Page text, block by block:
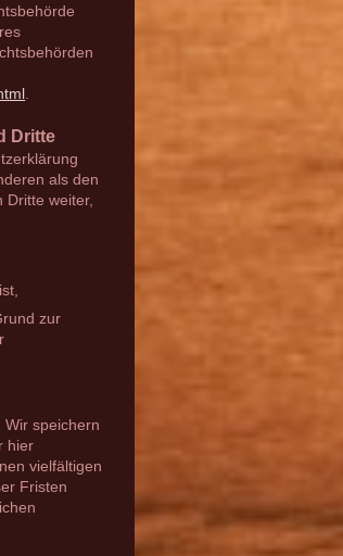
Dritte
als den
weiter,
zur
speichern
hier
vielfältigen
Fristen